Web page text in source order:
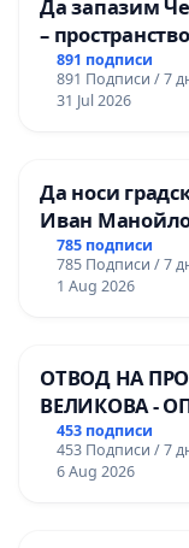
Да запазим
–
891 подписи
891 Подписи / 7
31 Jul 2026
Да носи
Иван
785 подписи
785 Подписи / 7
1 Aug 2026
ОТВОД НА
ВЕЛИКОВА -
453 подписи
453 Подписи / 7
6 Aug 2026